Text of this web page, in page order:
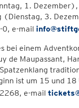
1.
3.
e-mail
bei einem
de Maupassant,
ist um 15 und
e-mail